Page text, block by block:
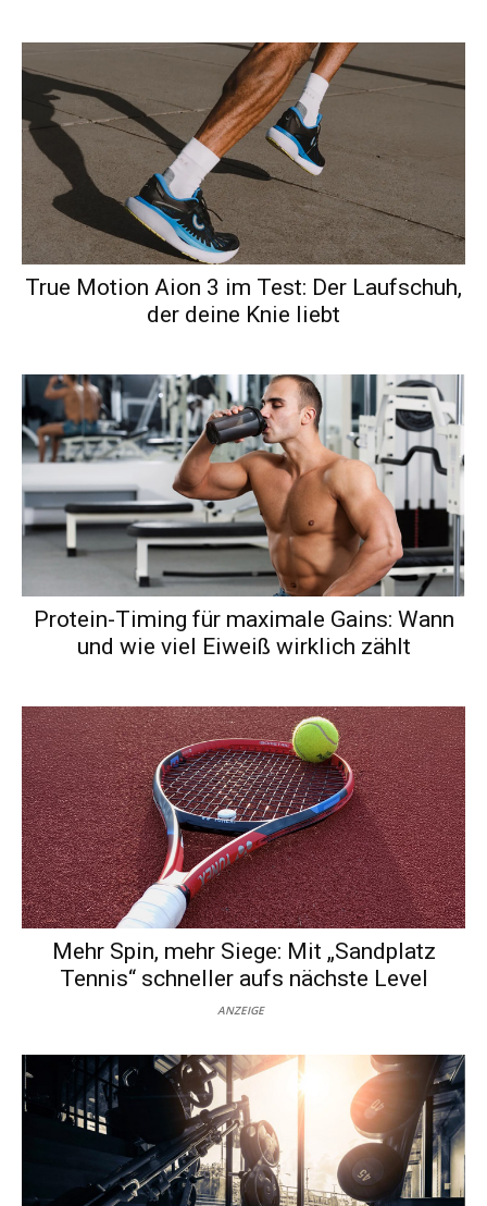
True Motion Aion 3 im Test: Der Laufschuh,
der deine Knie liebt
Protein-Timing für maximale Gains: Wann
und wie viel Eiweiß wirklich zählt
Mehr Spin, mehr Siege: Mit „Sandplatz
Tennis“ schneller aufs nächste Level
ANZEIGE